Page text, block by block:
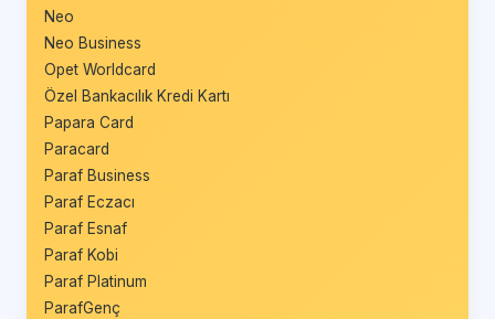
Neo
Neo Business
Opet Worldcard
Özel Bankacılık Kredi Kartı
Papara Card
Paracard
Paraf Business
Paraf Eczacı
Paraf Esnaf
Paraf Kobi
Paraf Platinum
ParafGenç